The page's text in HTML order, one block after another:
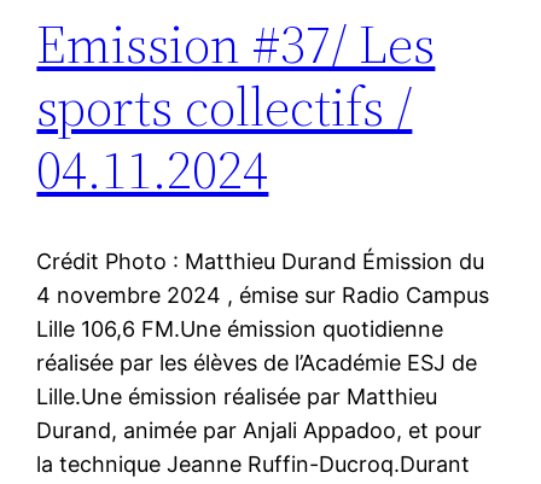
Emission #37/ Les
sports collectifs /
04.11.2024
Crédit Photo : Matthieu Durand Émission du
4 novembre 2024 , émise sur Radio Campus
Lille 106,6 FM.Une émission quotidienne
réalisée par les élèves de l’Académie ESJ de
Lille.Une émission réalisée par Matthieu
Durand, animée par Anjali Appadoo, et pour
la technique Jeanne Ruffin-Ducroq.Durant